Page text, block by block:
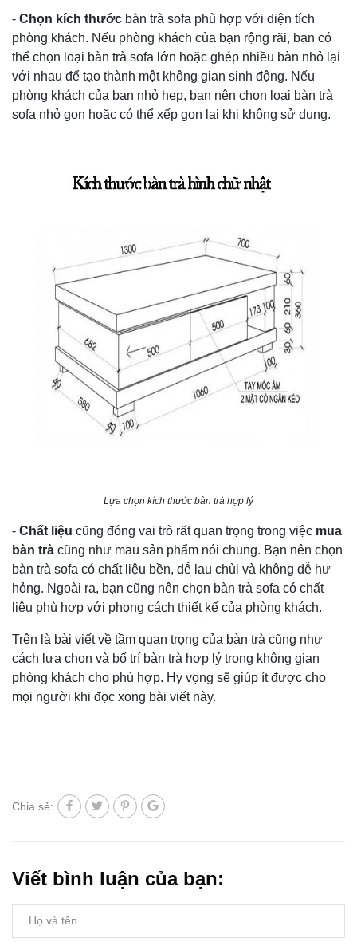
- Chọn kích thước bàn trà sofa phù hợp với diện tích
phòng khách. Nếu phòng khách của bạn rộng rãi, bạn có
thể chọn loại bàn trà sofa lớn hoặc ghép nhiều bàn nhỏ lại
với nhau để tạo thành một không gian sinh động. Nếu
phòng khách của bạn nhỏ hẹp, bạn nên chọn loại bàn trà
sofa nhỏ gọn hoặc có thể xếp gọn lại khi không sử dụng.
Lựa chọn kích thước bàn trà hợp lý
- Chất liệu cũng đóng vai trò rất quan trọng trong việc mua
bàn trà cũng như mau sản phẩm nói chung. Bạn nên chọn
bàn trà sofa có chất liệu bền, dễ lau chùi và không dễ hư
hỏng. Ngoài ra, bạn cũng nên chọn bàn trà sofa có chất
liệu phù hợp với phong cách thiết kế của phòng khách.
Trên là bài viết về tầm quan trọng của bàn trà cũng như
cách lựa chọn và bố trí bàn trà hợp lý trong không gian
phòng khách cho phù hợp. Hy vọng sẽ giúp ít được cho
mọi người khi đọc xong bài viết này.
Chia sẻ:
Viết bình luận của bạn: